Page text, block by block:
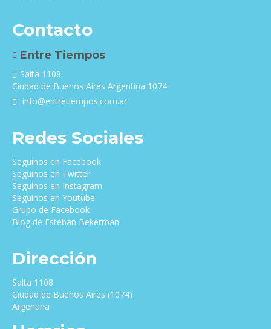
Contacto
Entre Tiempos
Salta 1108
Ciudad de Buenos Aires Argentina 1074
info@entretiempos.com.ar
Redes Sociales
Seguinos en Facebook
Seguinos en Twitter
Seguinos en Instagram
Seguinos en Youtube
Grupo de Facebook
Blog de Esteban Bekerman
Dirección
Salta 1108
Ciudad de Buenos Aires (1074)
Argentina